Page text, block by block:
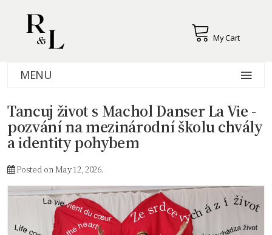
My Cart
MENU
Tancuj život s Machol Danser La Vie -
pozvání na mezinárodní školu chvály
a identity pohybem
Posted on May 12, 2026.